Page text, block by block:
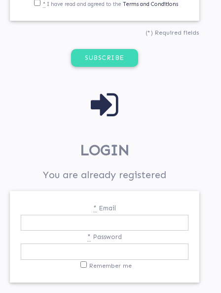
* I have read and agreed to the Terms and Conditions
(*) Required fields
LOGIN
You are already registered
* Email
* Password
Remember me